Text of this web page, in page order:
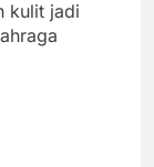
kulit jadi